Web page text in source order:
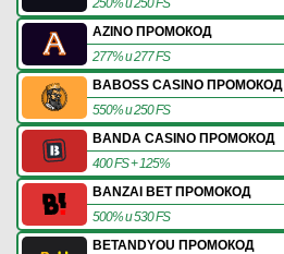
250% и 250 FS
AZINO ПРОМОКОД
277% и 277 FS
BABOSS CASINO ПРОМОКОД
550% и 250 FS
BANDA CASINO ПРОМОКОД
400 FS + 125%
BANZAI BET ПРОМОКОД
500% и 530 FS
BETANDYOU ПРОМОКОД